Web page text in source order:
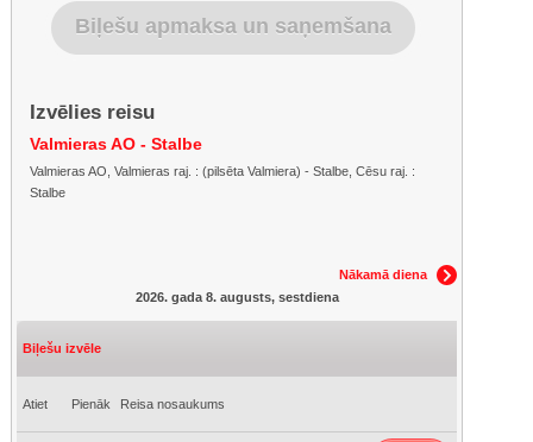
Biļešu apmaksa un saņemšana
Izvēlies reisu
Valmieras AO - Stalbe
Valmieras AO, Valmieras raj. : (pilsēta Valmiera) - Stalbe, Cēsu raj. :
Stalbe
Nākamā diena
2026. gada 8. augusts, sestdiena
Biļešu izvēle
Atiet Pienāk Reisa nosaukums